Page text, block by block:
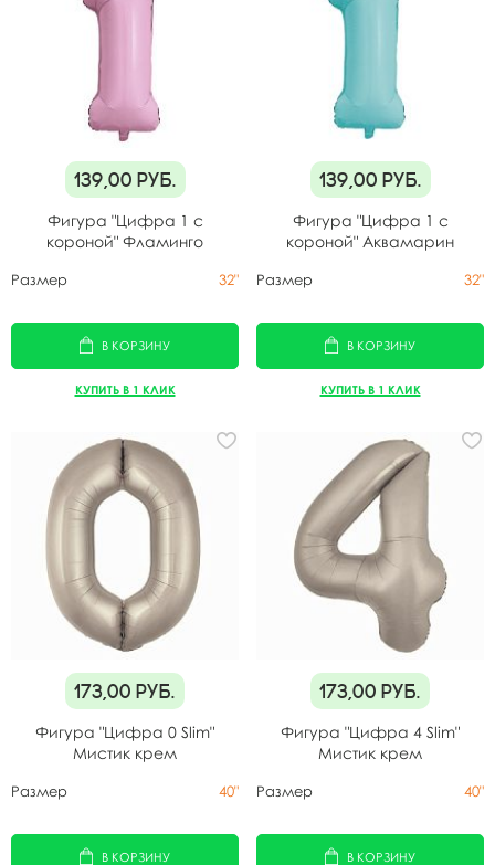
139,00 руб.
Фигура "Цифра 1 с
короной" Фламинго
Размер 32"
В КОРЗИНУ
КУПИТЬ В 1 КЛИК
139,00 руб.
Фигура "Цифра 1 с
короной" Аквамарин
Размер 32"
В КОРЗИНУ
КУПИТЬ В 1 КЛИК
173,00 руб.
Фигура "Цифра 0 Slim"
Мистик крем
Размер 40"
В КОРЗИНУ
173,00 руб.
Фигура "Цифра 4 Slim"
Мистик крем
Размер 40"
В КОРЗИНУ